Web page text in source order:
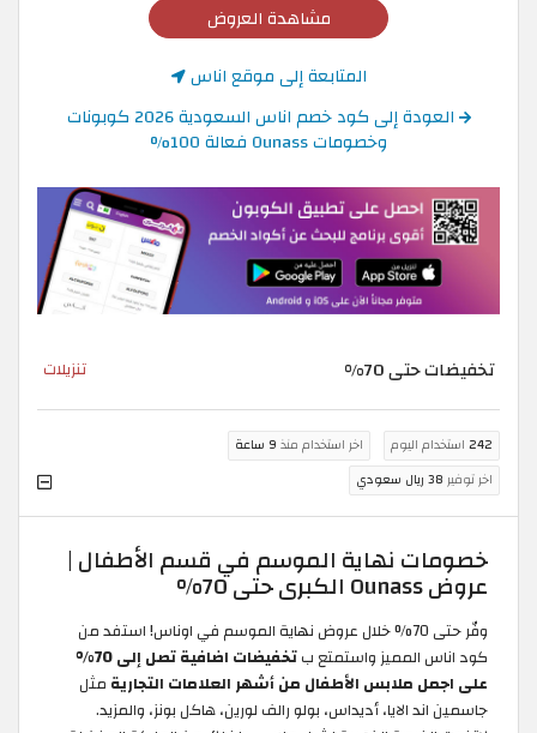
مشاهدة العروض
المتابعة إلى موقع اناس
العودة إلى كود خصم اناس السعودية 2026 كوبونات
وخصومات Ounass فعالة 100%
تخفيضات حتى 70% تنزيلات
242 استخدام اليوم اخر استخدام منذ 9 ساعة
اخر توفير 38 ريال سعودي
خصومات نهاية الموسم في قسم الأطفال |
عروض Ounass الكبرى حتى 70%
وفّر حتى 70% خلال عروض نهاية الموسم في اوناس! استفد من
كود اناس المميز واستمتع ب
تخفيضات اضافية تصل إلى 70%
على اجمل ملابس الأطفال من أشهر العلامات التجارية مثل
جاسمين اند الايا، أديداس، بولو رالف لورين، هاكل بونز، والمزيد.